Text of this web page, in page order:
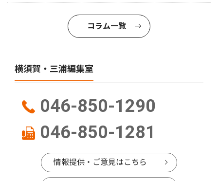
コラム一覧
横須賀・三浦編集室
046-850-1290
046-850-1281
情報提供・ご意見はこちら